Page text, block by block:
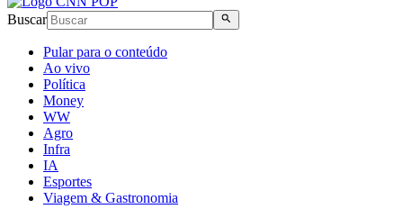
Buscar
Pular para o conteúdo
Ao vivo
Política
Money
WW
Agro
Infra
IA
Esportes
Viagem & Gastronomia